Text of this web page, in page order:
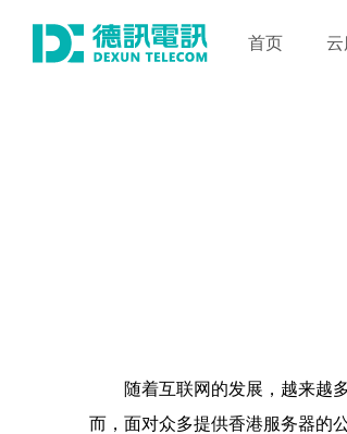
首页 云
随着互联网的发展，越来越
而，面对众多提供香港服务器的